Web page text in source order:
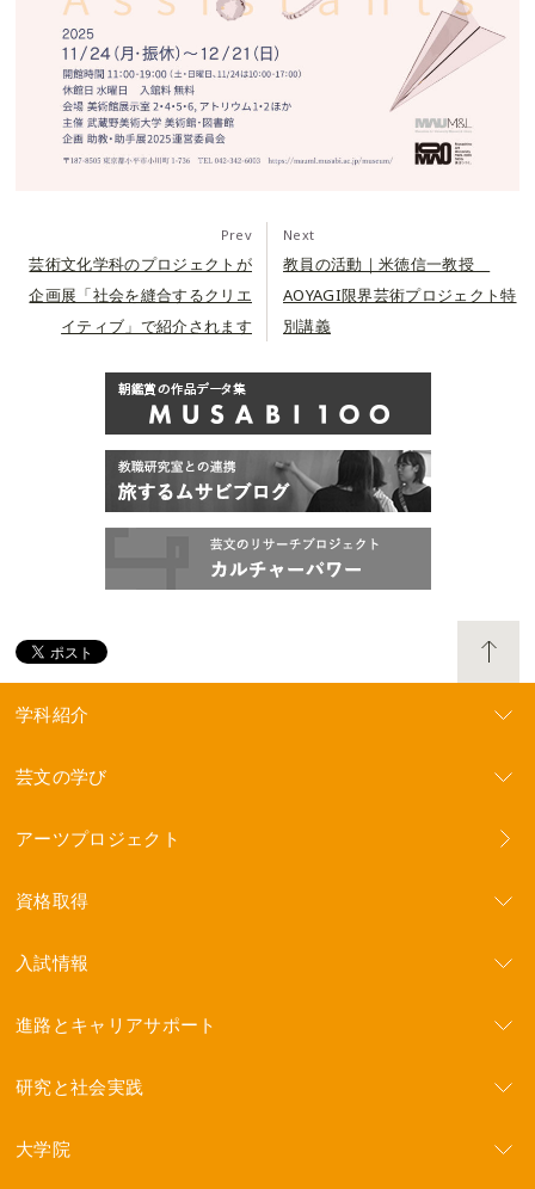
Prev
芸術文化学科のプロジェクトが
企画展「社会を縫合するクリエ
イティブ」で紹介されます
Next
教員の活動｜米徳信一教授＿
AOYAGI限界芸術プロジェクト特
別講義
学科紹介
芸文の学び
アーツプロジェクト
資格取得
入試情報
進路とキャリアサポート
研究と社会実践
大学院